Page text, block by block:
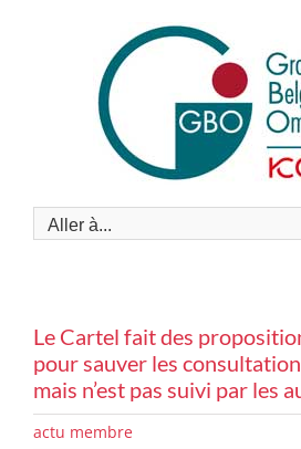
Aller à...
Le Cartel fait des
pour sauver les
mais n’est pas suivi par les
actu membre